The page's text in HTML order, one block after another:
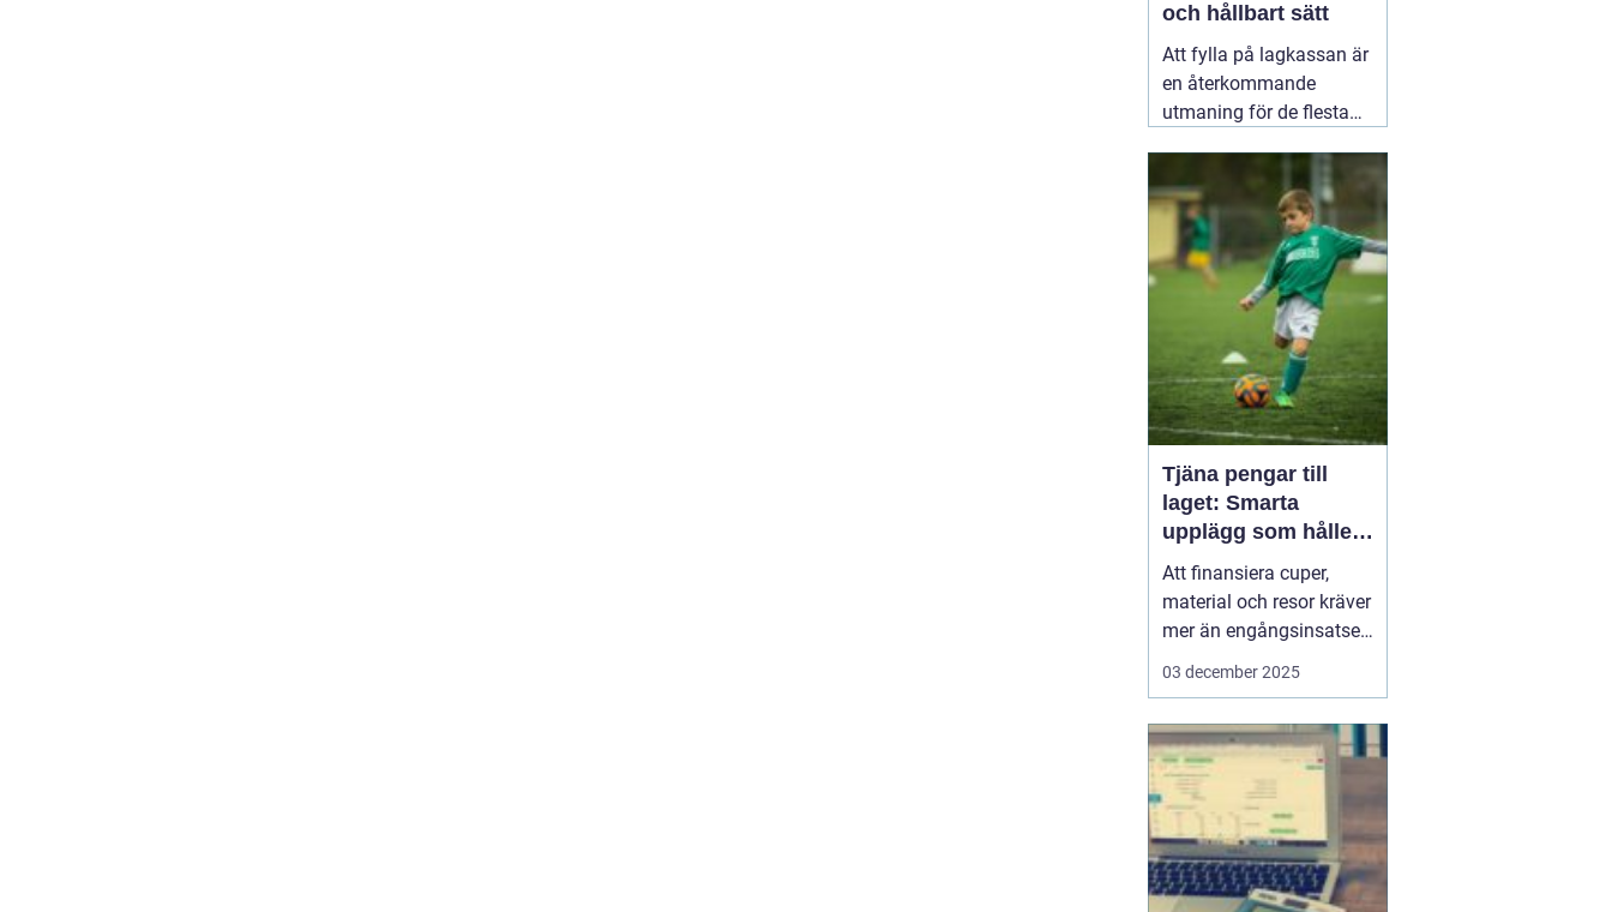
och hållbart sätt
Att fylla på lagkassan är
en återkommande
utmaning för de flesta
träningsläger, material,
domarkostnader och
resor äter snabbt upp
pengarna. Många söker
därför enkla och tydliga
20 januari 2026
Tjäna pengar till
laget: Smarta
upplägg som håller i
längden
Att finansiera cuper,
material och resor kräver
mer än engångsinsatser.
Många lag väljer idag
och lojala kunder. Fokus
ligger på vardagsvaror,
tydlig pl...
03 december 2025